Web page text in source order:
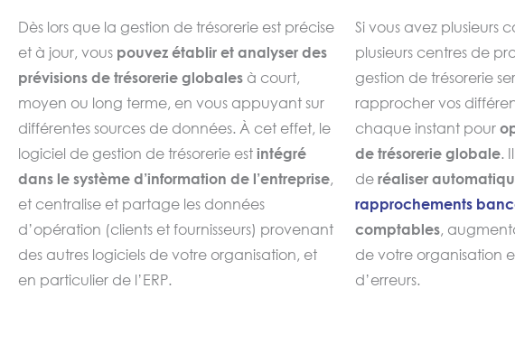
que les dettes fournisseurs.
Dès lors que la gestion de trésorerie est précise
et à jour, vous pouvez établir et analyser des
prévisions de trésorerie globales à court,
moyen ou long terme, en vous appuyant sur
différentes sources de données. À cet effet, le
logiciel de gestion de trésorerie est intégré
dans le système d’information de l’entreprise,
et centralise et partage les données
d’opération (clients et fournisseurs) provenant
des autres logiciels de votre organisation, et
en particulier de l’ERP.
Si vous avez plusieurs
plusieurs centres de
gestion de trésorerie
rapprocher vos
chaque instant pour
de trésorerie globale.
deréaliser
rapprochements
comptables,
de votre organisation
d’erreurs.